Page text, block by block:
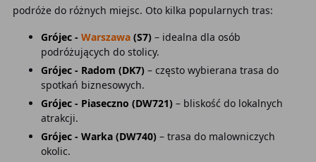
podróże do różnych miejsc. Oto kilka popularnych tras:
Grójec - Warszawa(S7)– idealna dla osób
podróżujących do stolicy.
Grójec - Radom (DK7)– często wybierana trasa do
spotkań biznesowych.
Grójec - Piaseczno (DW721)– bliskość do lokalnych
atrakcji.
Grójec - Warka (DW740)– trasa do malowniczych
okolic.